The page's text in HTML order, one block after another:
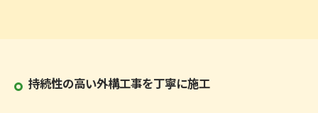
持続性の高い外構工事を丁寧に施工